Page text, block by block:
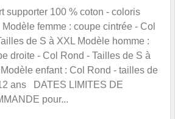
supporter 100 % coton - coloris
Modèle femme : coupe cintrée - Col
de S à XXL Modèle homme :
droite - Col Rond - Tailles de S à
enfant : Col Rond - tailles de
ans DATES LIMITES DE
pour...